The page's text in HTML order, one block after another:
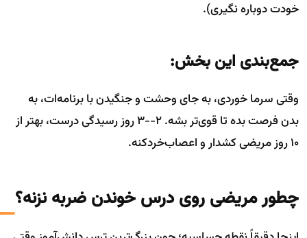
خودت دوباره نگیری).
جمع‌بندی این بخش:
وقتی سرما خوردی، به جای وحشت و جنگیدن با برنامه‌ات، به
بدن فرصت بده تا قوی‌تر بشه. ۲--۳ روز رسیدگی درست، بهتر از
۱۰ روز مریضی کشدار و اعصاب‌خردکنه.
چطور مریضی روی درس خوندن ضربه نزنه؟